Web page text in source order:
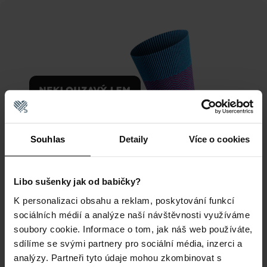
Souhlas Detaily Více o cookies
Libo sušenky jak od babičky?
K personalizaci obsahu a reklam, poskytování funkcí
sociálních médií a analýze naší návštěvnosti využíváme
soubory cookie. Informace o tom, jak náš web používáte,
sdílíme se svými partnery pro sociální média, inzerci a
analýzy. Partneři tyto údaje mohou zkombinovat s
MERINO, KTERÁ ZVLÁDNE VŠE